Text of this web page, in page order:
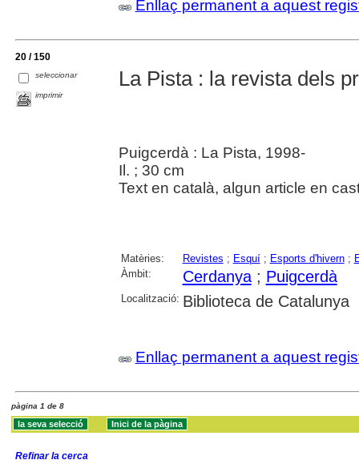
Enllaç permanent a aquest
20 / 150
seleccionar
imprimir
La Pista : la revista dels
Puigcerdà : La Pista, 1998-
Il. ; 30 cm
Text en català, algun article en
Matèries: Revistes ; Esquí; Esports d'hivern;
Àmbit:
Cerdanya; Puigcerdà
Localització: Biblioteca de Catalunya
Enllaç permanent a aquest
pàgina 1 de 8
Refinar la cerca